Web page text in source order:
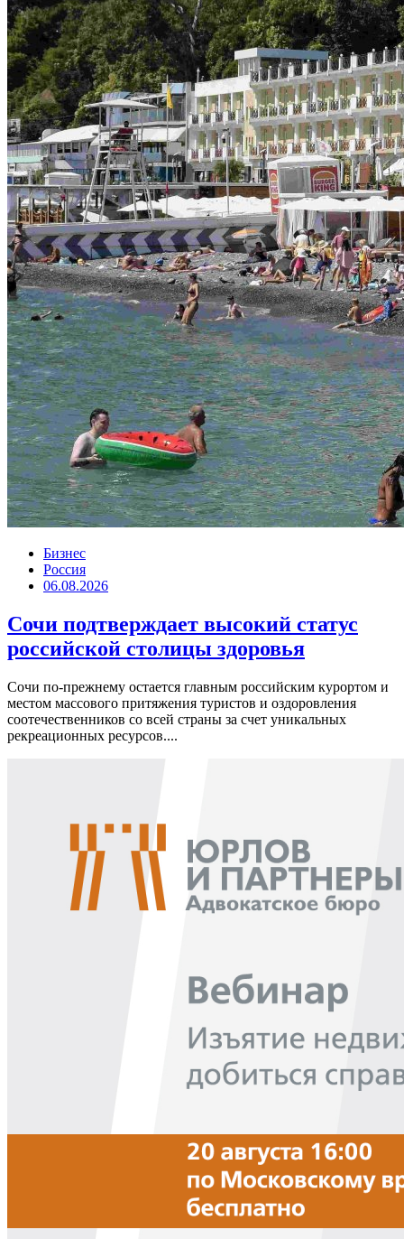
Бизнес
Россия
06.08.2026
Сочи подтверждает высокий статус
российской столицы здоровья
Сочи по-прежнему остается главным российским курортом и
местом массового притяжения туристов и оздоровления
соотечественников со всей страны за счет уникальных
рекреационных ресурсов....